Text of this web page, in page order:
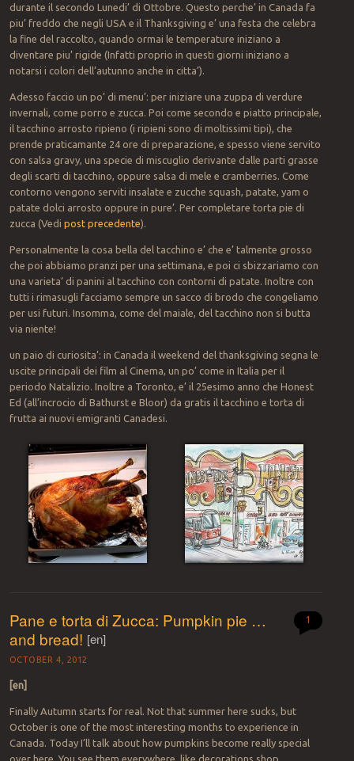
durante il secondo Lunedi’ di Ottobre. Questo perche’ in Canada fa
piu’ freddo che negli USA e il Thanksgiving e’ una festa che celebra
la fine del raccolto, quando ormai le temperature iniziano a
diventare piu’ rigide (Infatti proprio in questi giorni iniziano a
notarsi i colori dell’autunno anche in citta’).
Adesso faccio un po’ di menu’: per iniziare una zuppa di verdure
invernali, come porro e zucca. Poi come secondo e piatto principale,
il tacchino arrosto ripieno (i ripieni sono di moltissimi tipi), che
prende praticamante 24 ore di preparazione, e spesso viene servito
con salsa gravy, una specie di miscuglio derivante dalle parti grasse
degli scarti di tacchino, oppure salsa di mele e cramberries. Come
contorno vengono serviti insalate e zucche squash, patate, yam o
patate dolci arrosto oppure in pure’. Per completare torta pie di
zucca (Vedi post precedente).
Personalmente la cosa bella del tacchino e’ che e’ talmente grosso
che poi abbiamo pranzi per una settimana, e poi ci sbizzariamo con
una varieta’ di panini al tacchino con contorni di patate. Inoltre con
tutti i rimasugli facciamo sempre un sacco di brodo che congeliamo
per usi futuri. Insomma, come del maiale, del tacchino non si butta
via niente!
un paio di curiosita’: in Canada il weekend del thanksgiving segna le
uscite principali dei film al Cinema, un po’ come in Italia per il
periodo Natalizio. Inoltre a Toronto, e’ il 25esimo anno che Honest
Ed (all’incrocio di Bathurst e Bloor) da gratis il tacchino e torta di
frutta ai nuovi emigranti Canadesi.
Pane e torta di Zucca: Pumpkin pie …
and bread! [en]
OCTOBER 4, 2012
1
[en]
Finally Autumn starts for real. Not that summer here sucks, but
October is one of the most interesting months to experience in
Canada. Today I’ll talk about how pumpkins become really special
over here. You see them everywhere, like decorations shop